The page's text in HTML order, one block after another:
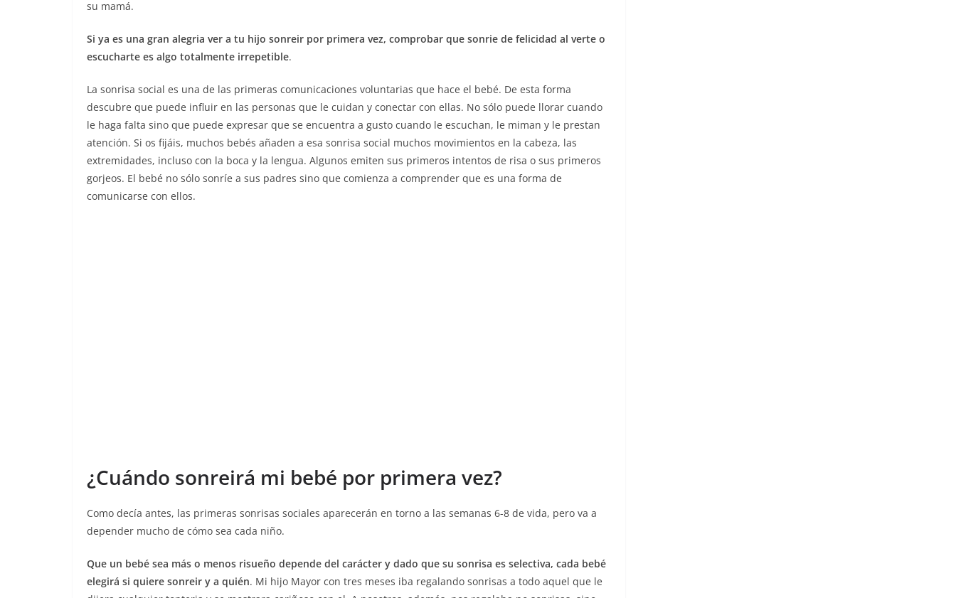
su mamá.
Si ya es una gran alegria ver a tu hijo sonreir por primera vez, comprobar que sonrie de felicidad al verte o
escucharte es algo totalmente irrepetible.
La sonrisa social es una de las primeras comunicaciones voluntarias que hace el bebé. De esta forma
descubre que puede influir en las personas que le cuidan y conectar con ellas. No sólo puede llorar cuando
le haga falta sino que puede expresar que se encuentra a gusto cuando le escuchan, le miman y le prestan
atención. Si os fijáis, muchos bebés añaden a esa sonrisa social muchos movimientos en la cabeza, las
extremidades, incluso con la boca y la lengua. Algunos emiten sus primeros intentos de risa o sus primeros
gorjeos. El bebé no sólo sonríe a sus padres sino que comienza a comprender que es una forma de
comunicarse con ellos.
¿Cuándo sonreirá mi bebé por primera vez?
Como decía antes, las primeras sonrisas sociales aparecerán en torno a las semanas 6-8 de vida, pero va a
depender mucho de cómo sea cada niño.
Que un bebé sea más o menos risueño depende del carácter y dado que su sonrisa es selectiva, cada bebé
elegirá si quiere sonreir y a quién. Mi hijo Mayor con tres meses iba regalando sonrisas a todo aquel que le